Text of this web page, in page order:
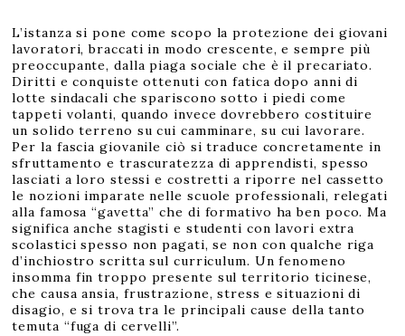
L’istanza si pone come scopo la protezione dei giovani
lavoratori, braccati in modo crescente, e sempre più
preoccupante, dalla piaga sociale che è il precariato.
Diritti e conquiste ottenuti con fatica dopo anni di
lotte sindacali che spariscono sotto i piedi come
tappeti volanti, quando invece dovrebbero costituire
un solido terreno su cui camminare, su cui lavorare.
Per la fascia giovanile ciò si traduce concretamente in
sfruttamento e trascuratezza di apprendisti, spesso
lasciati a loro stessi e costretti a riporre nel cassetto
le nozioni imparate nelle scuole professionali, relegati
alla famosa “gavetta” che di formativo ha ben poco. Ma
significa anche stagisti e studenti con lavori extra
scolastici spesso non pagati, se non con qualche riga
d’inchiostro scritta sul curriculum. Un fenomeno
insomma fin troppo presente sul territorio ticinese,
che causa ansia, frustrazione, stress e situazioni di
disagio, e si trova tra le principali cause della tanto
temuta “fuga di cervelli”.